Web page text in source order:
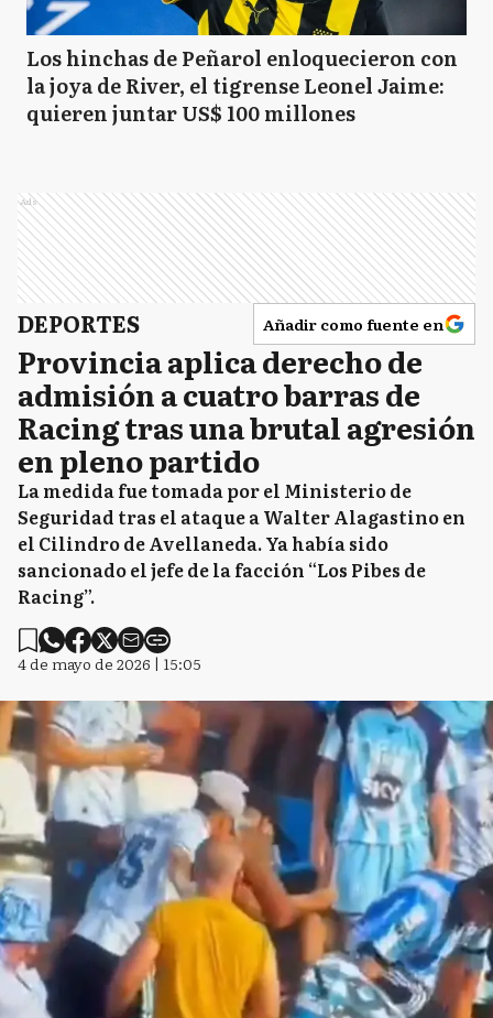
Los hinchas de Peñarol enloquecieron con
la joya de River, el tigrense Leonel Jaime:
quieren juntar US$ 100 millones
Ads
DEPORTES Añadir como fuente en
Provincia aplica derecho de
admisión a cuatro barras de
Racing tras una brutal agresión
en pleno partido
La medida fue tomada por el Ministerio de
Seguridad tras el ataque a Walter Alagastino en
el Cilindro de Avellaneda. Ya había sido
sancionado el jefe de la facción “Los Pibes de
Racing”.
4 de mayo de 2026 | 15:05